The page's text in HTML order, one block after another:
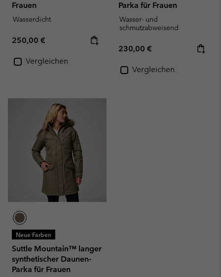
Frauen
Wasserdicht
Regular price:
250,00 €
Vergleichen
Parka für Frauen
Wasser- und
schmutzabweisend
Regular price:
230,00 €
Vergleichen
Neue Farben
Suttle Mountain™ langer
synthetischer Daunen-
Parka für Frauen